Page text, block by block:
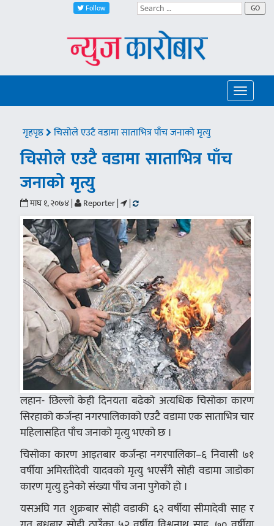
Follow GO
Toggle
गृहपृष्ठ चिसोले एउटै वडामा साताभित्र पाँच जनाको मृत्यु
चिसोले एउटै वडामा साताभित्र पाँच
जनाको मृत्यु
माघ १, २०७४ | Reporter | |
लहान- छिल्लो केही दिनयता बढेको अत्यधिक चिसोका कारण
सिरहाको कर्जन्हा नगरपालिकाको एउटै वडामा एक साताभित्र चार
महिलासहित पाँच जनाको मृत्यु भएको छ ।
चिसोका कारण आइतबार कर्जन्हा नगरपालिका–६ निवासी ७१
वर्षीया अमिरतीदेवी यादवको मृत्यु भएसँगै सोही वडामा जाडोका
कारण मृत्यु हुनेको संख्या पाँच जना पुगेको हो ।
यसअघि गत शुक्रबार सोही वडाकी ६२ वर्षीया सीमादेवी साह र